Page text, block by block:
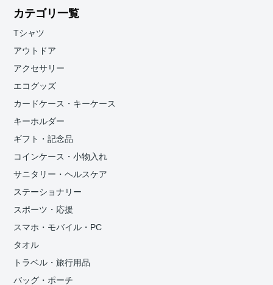
カテゴリ一覧
Tシャツ
アウトドア
アクセサリー
エコグッズ
カードケース・キーケース
キーホルダー
ギフト・記念品
コインケース・小物入れ
サニタリー・ヘルスケア
ステーショナリー
スポーツ・応援
スマホ・モバイル・PC
タオル
トラベル・旅行用品
バッグ・ポーチ